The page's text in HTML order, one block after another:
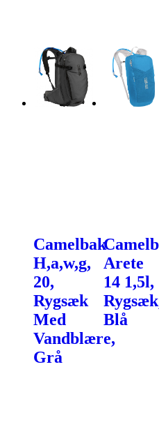
Camelbak
H,a,w,g,
20,
Rygsæk
Med
Vandblære,
Grå
Arete
14 1,5l,
Blå